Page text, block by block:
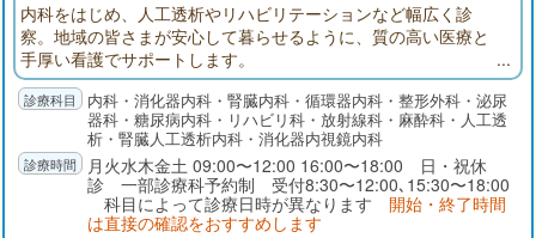
内科をはじめ、人工透析やリハビリテーションなど幅広く診
察。地域の皆さまが安心して暮らせるように、質の高い医療と
手厚い看護でサポートします。
内科・消化器内科・腎臓内科・循環器内科・整形外科・泌尿
器科・糖尿病内科・リハビリ科・放射線科・麻酔科・人工透
析・腎臓人工透析内科・消化器内視鏡内科
月火水木金土 09:00〜12:00 16:00〜18:00 日・祝休
診 一部診療科予約制 受付8:30〜12:00､15:30〜18:00
科目によって診療日時が異なります 開始・終了時間
は直接の確認をおすすめします